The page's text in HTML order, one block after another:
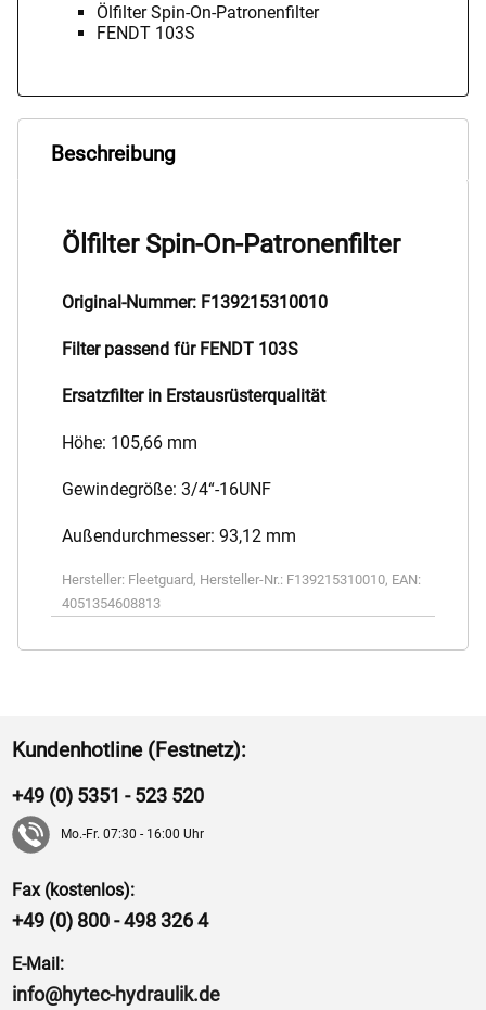
Ölfilter Spin-On-Patronenfilter
FENDT 103S
Beschreibung
Ölfilter Spin-On-Patronenfilter
Original-Nummer: F139215310010
Filter passend für FENDT 103S
Ersatzfilter in Erstausrüsterqualität
Höhe: 105,66 mm
Gewindegröße: 3/4“-16UNF
Außendurchmesser: 93,12 mm
Hersteller: Fleetguard , Hersteller-Nr.: F139215310010, EAN:
4051354608813
Kundenhotline (Festnetz):
+49 (0) 5351 - 523 520
Mo.-Fr. 07:30 - 16:00 Uhr
Fax (kostenlos):
+49 (0) 800 - 498 326 4
E-Mail:
info@hytec-hydraulik.de